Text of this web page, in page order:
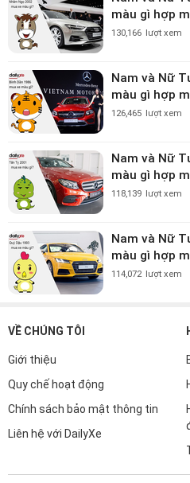
màu gì hợp
130,166 lượt xem
Nam và Nữ
màu gì hợp
126,465 lượt xem
Nam và Nữ
màu gì hợp
118,139 lượt xem
Nam và Nữ
màu gì hợp
114,072 lượt xem
VỀ CHÚNG TÔI
Giới thiệu
Quy chế hoạt động
Chính sách bảo mật thông tin
Liên hệ với DailyXe